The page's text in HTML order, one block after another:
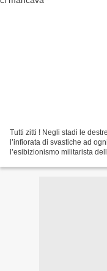
Tutti zitti ! Negli stadi le
l’infiorata di svastiche ad
l’esibizionismo militarista